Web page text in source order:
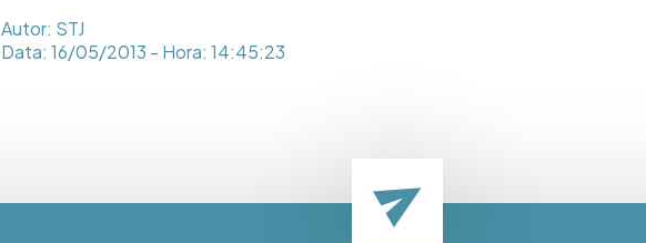
Autor: STJ
Data: 16/05/2013 - Hora: 14:45:23